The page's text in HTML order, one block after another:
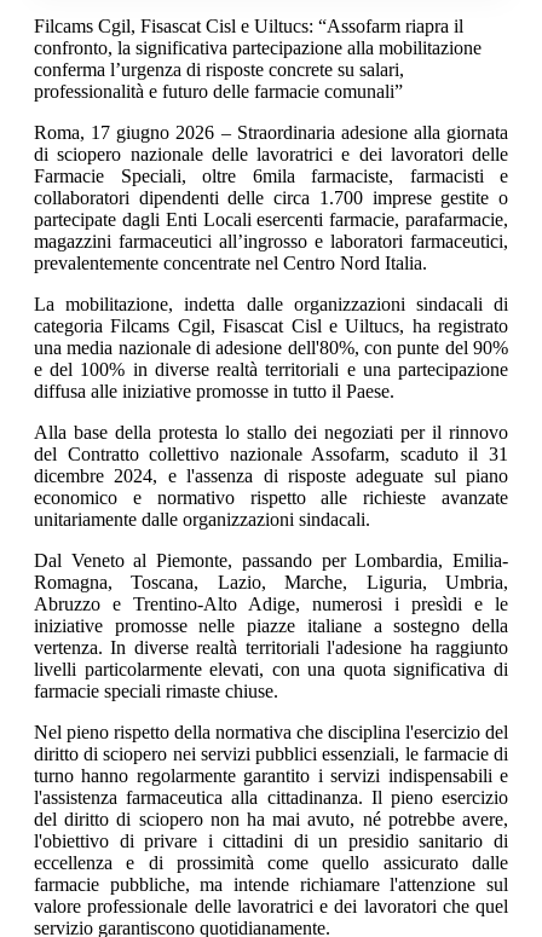
Filcams Cgil, Fisascat Cisl e Uiltucs: “Assofarm riapra il
confronto, la significativa partecipazione alla mobilitazione
conferma l’urgenza di risposte concrete su salari,
professionalità e futuro delle farmacie comunali”
Roma, 17 giugno 2026 – Straordinaria adesione alla giornata
di sciopero nazionale delle lavoratrici e dei lavoratori delle
Farmacie Speciali, oltre 6mila farmaciste, farmacisti e
collaboratori dipendenti delle circa 1.700 imprese gestite o
partecipate dagli Enti Locali esercenti farmacie, parafarmacie,
magazzini farmaceutici all’ingrosso e laboratori farmaceutici,
prevalentemente concentrate nel Centro Nord Italia.
La mobilitazione, indetta dalle organizzazioni sindacali di
categoria Filcams Cgil, Fisascat Cisl e Uiltucs, ha registrato
una media nazionale di adesione dell'80%, con punte del 90%
e del 100% in diverse realtà territoriali e una partecipazione
diffusa alle iniziative promosse in tutto il Paese.
Alla base della protesta lo stallo dei negoziati per il rinnovo
del Contratto collettivo nazionale Assofarm, scaduto il 31
dicembre 2024, e l'assenza di risposte adeguate sul piano
economico e normativo rispetto alle richieste avanzate
unitariamente dalle organizzazioni sindacali.
Dal Veneto al Piemonte, passando per Lombardia, Emilia-
Romagna, Toscana, Lazio, Marche, Liguria, Umbria,
Abruzzo e Trentino-Alto Adige, numerosi i presìdi e le
iniziative promosse nelle piazze italiane a sostegno della
vertenza. In diverse realtà territoriali l'adesione ha raggiunto
livelli particolarmente elevati, con una quota significativa di
farmacie speciali rimaste chiuse.
Nel pieno rispetto della normativa che disciplina l'esercizio del
diritto di sciopero nei servizi pubblici essenziali, le farmacie di
turno hanno regolarmente garantito i servizi indispensabili e
l'assistenza farmaceutica alla cittadinanza. Il pieno esercizio
del diritto di sciopero non ha mai avuto, né potrebbe avere,
l'obiettivo di privare i cittadini di un presidio sanitario di
eccellenza e di prossimità come quello assicurato dalle
farmacie pubbliche, ma intende richiamare l'attenzione sul
valore professionale delle lavoratrici e dei lavoratori che quel
servizio garantiscono quotidianamente.